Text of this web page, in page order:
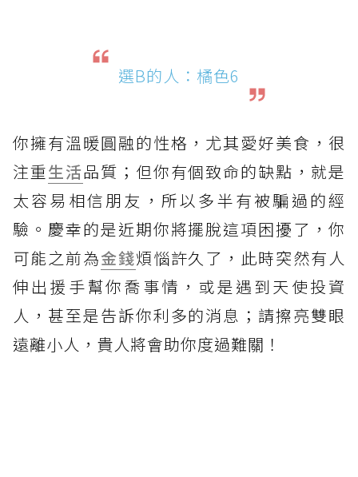
選B的人：橘色6
你擁有溫暖圓融的性格，尤其愛好美食，很
注重生活品質；但你有個致命的缺點，就是
太容易相信朋友，所以多半有被騙過的經
驗。慶幸的是近期你將擺脫這項困擾了，你
可能之前為金錢煩惱許久了，此時突然有人
伸出援手幫你喬事情，或是遇到天使投資
人，甚至是告訴你利多的消息；請擦亮雙眼
遠離小人，貴人將會助你度過難關！